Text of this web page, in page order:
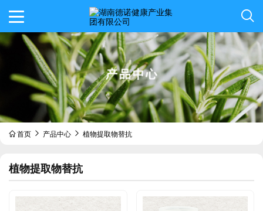
首页 产品中心 植物提取物替抗
植物提取物替抗